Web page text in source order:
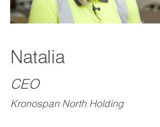
Natalia
CEO
Kronospan North Holding